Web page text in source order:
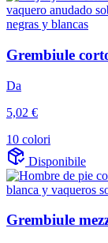
Grembiule
Da
5,02 €
10 colori
Disponibile
Grembiule